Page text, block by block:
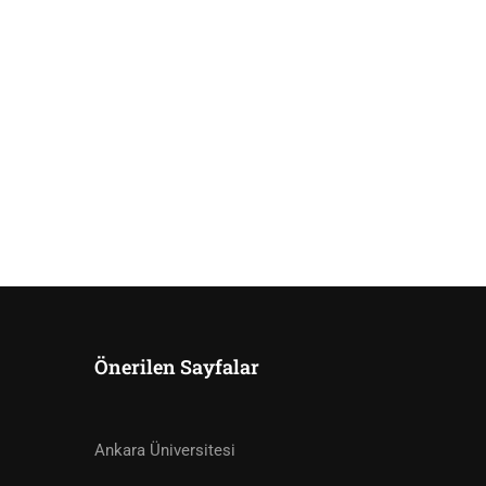
Önerilen Sayfalar
Ankara Üniversitesi